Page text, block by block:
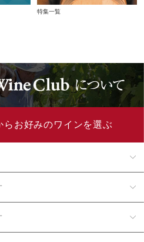
特集一覧
らお好みのワインを選ぶ